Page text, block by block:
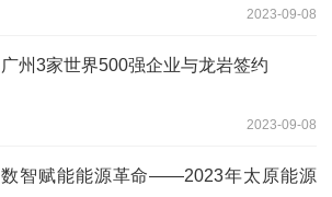
2023-09-08
广州3家世界500强企业与龙岩签约
2023-09-08
数智赋能能源革命——2023年太原能源